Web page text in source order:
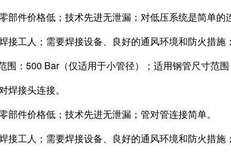
部件价格低；技术先进无泄漏；对低压系统是简单的
接工人；需要焊接设备、良好的通风环境和防火措施
围：500 Bar（仅适用于小管径）；适用钢管尺寸范
焊接头连接。
部件价格低；技术先进无泄漏；管对管连接简单。
接工人；需要焊接设备、良好的通风环境和防火措施